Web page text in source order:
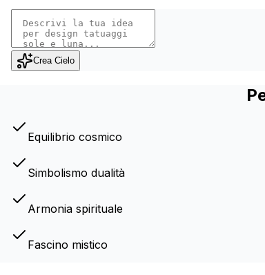
Crea Cielo
Equilibrio cosmico
Simbolismo dualità
Armonia spirituale
Fascino mistico